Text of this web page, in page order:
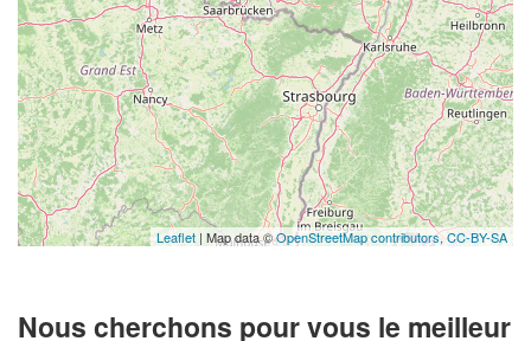
Leaflet | Map data ©OpenStreetMap contributors,CC-BY-SA
Nous cherchons pour vous le meilleur